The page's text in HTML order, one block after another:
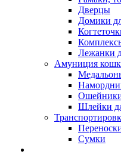
Дверцы
Домики
Лежанки
Амуниция
Шлейки
Сумки